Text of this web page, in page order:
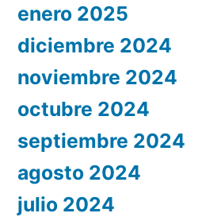
enero 2025
diciembre 2024
noviembre 2024
octubre 2024
septiembre 2024
agosto 2024
julio 2024